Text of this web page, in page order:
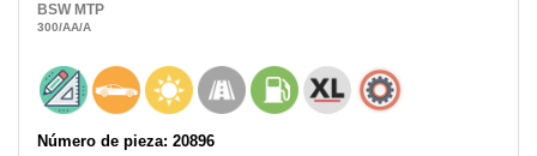
BSW MTP
300/AA/A
Número de pieza: 20896